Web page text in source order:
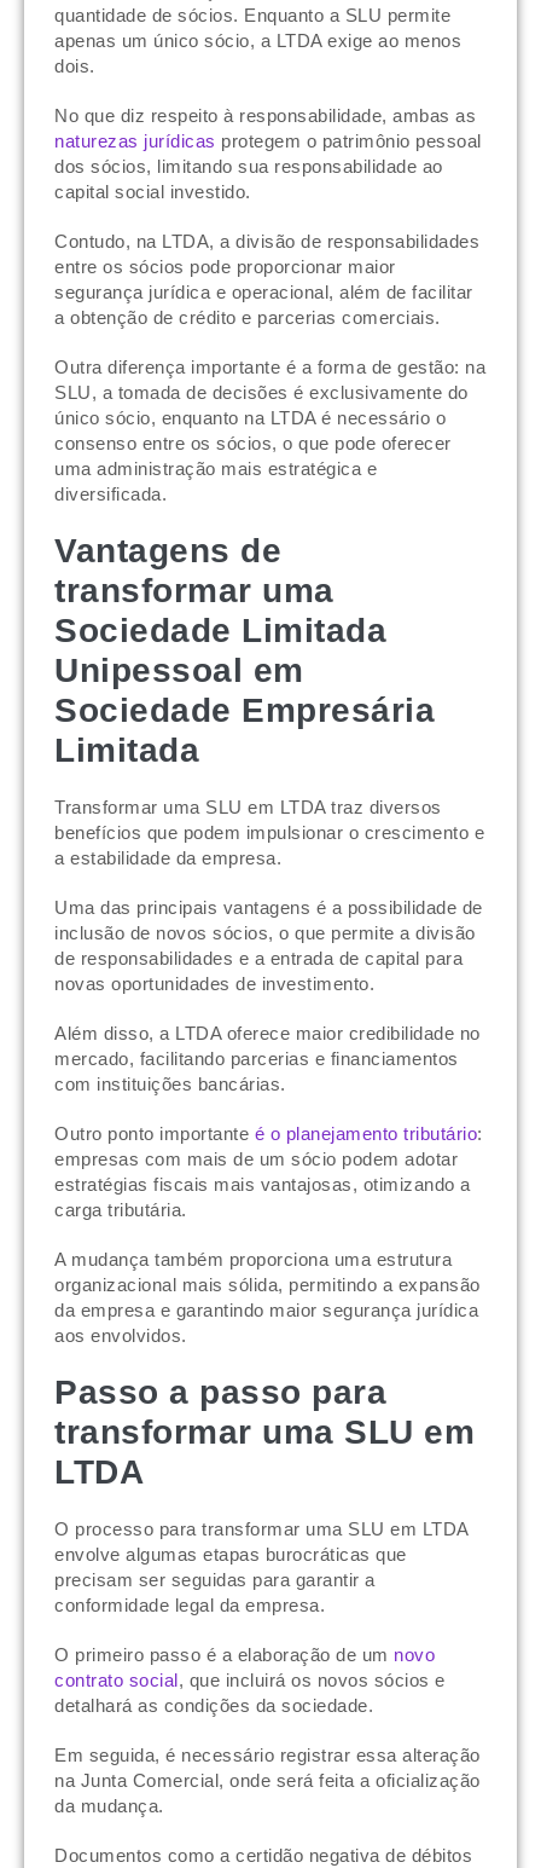
quantidade de sócios. Enquanto a SLU permite
apenas um único sócio, a LTDA exige ao menos
dois.
No que diz respeito à responsabilidade, ambas as
naturezas jurídicas protegem o patrimônio pessoal
dos sócios, limitando sua responsabilidade ao
capital social investido.
Contudo, na LTDA, a divisão de responsabilidades
entre os sócios pode proporcionar maior
segurança jurídica e operacional, além de facilitar
a obtenção de crédito e parcerias comerciais.
Outra diferença importante é a forma de gestão: na
SLU, a tomada de decisões é exclusivamente do
único sócio, enquanto na LTDA é necessário o
consenso entre os sócios, o que pode oferecer
uma administração mais estratégica e
diversificada.
Vantagens de
transformar uma
Sociedade Limitada
Unipessoal em
Sociedade Empresária
Limitada
Transformar uma SLU em LTDA traz diversos
benefícios que podem impulsionar o crescimento e
a estabilidade da empresa.
Uma das principais vantagens é a possibilidade de
inclusão de novos sócios, o que permite a divisão
de responsabilidades e a entrada de capital para
novas oportunidades de investimento.
Além disso, a LTDA oferece maior credibilidade no
mercado, facilitando parcerias e financiamentos
com instituições bancárias.
Outro ponto importante é o planejamento tributário:
empresas com mais de um sócio podem adotar
estratégias fiscais mais vantajosas, otimizando a
carga tributária.
A mudança também proporciona uma estrutura
organizacional mais sólida, permitindo a expansão
da empresa e garantindo maior segurança jurídica
aos envolvidos.
Passo a passo para
transformar uma SLU em
LTDA
O processo para transformar uma SLU em LTDA
envolve algumas etapas burocráticas que
precisam ser seguidas para garantir a
conformidade legal da empresa.
O primeiro passo é a elaboração de um novo
contrato social, que incluirá os novos sócios e
detalhará as condições da sociedade.
Em seguida, é necessário registrar essa alteração
na Junta Comercial, onde será feita a oficialização
da mudança.
Documentos como a certidão negativa de débitos